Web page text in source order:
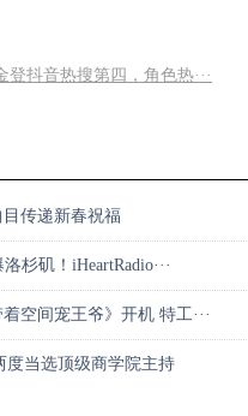
抖音热搜第四，角色热···
传递新春祝福
杉矶！iHeartRadio···
空间宠王爷》开机 特工···
当选顶级商学院主持